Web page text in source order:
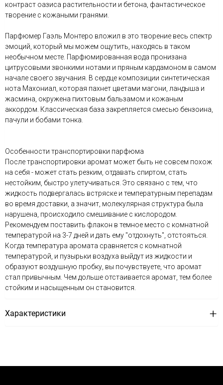
контраст оазиса растительности и бетона, фантастическое
творение с кожаными гранями.
Парфюмер Гаэль Монтеро вложил в это творение весь спектр
эмоций, который мы можем ощутить, находясь в таком
необычном месте. Парфюмированная вода пронизана
цитрусовыми звонкими нотами и пряным кардамоном в самом
начале своего звучания. В сердце композиции синтетическая
нота Махониал, которая пахнет цветами магони, ландыша и
жасмина, окружена пихтовым бальзамом и кожаным
аккордом. Классическая база закрепляется смесью бензоина,
пачули и бобами тонка.
Особенности транспортировки парфюма
После транспортировки аромат может быть не совсем похож
на себя - может стать резким, отдавать спиртом, стать
нестойким, быстро улетучиваться. Это связано с тем, что
жидкость подвергалась встряске и температурным перепадам
во время доставки, а значит, молекулярная структура была
нарушена, происходило смешивание с кислородом.
Рекомендуем поставить флакон в темное место с комнатной
температурой на 3-7 дней и дать ему "отдохнуть", отстояться.
Когда температура аромата сравняется с комнатной
температурой, и пузырьки воздуха выйдут из жидкости и
образуют воздушную пробку, вы почувствуете, что аромат
стал привычным. Чем дольше отстаивается аромат, тем более
стойким и насыщенным он становится.
Характеристики